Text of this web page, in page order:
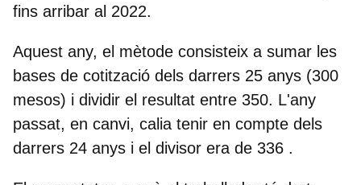
fins arribar al 2022.
Aquest any, el mètode consisteix a sumar les
bases de cotització dels darrers 25 anys (300
mesos) i dividir el resultat entre 350. L'any
passat, en canvi, calia tenir en compte dels
darrers 24 anys i el divisor era de 336 .